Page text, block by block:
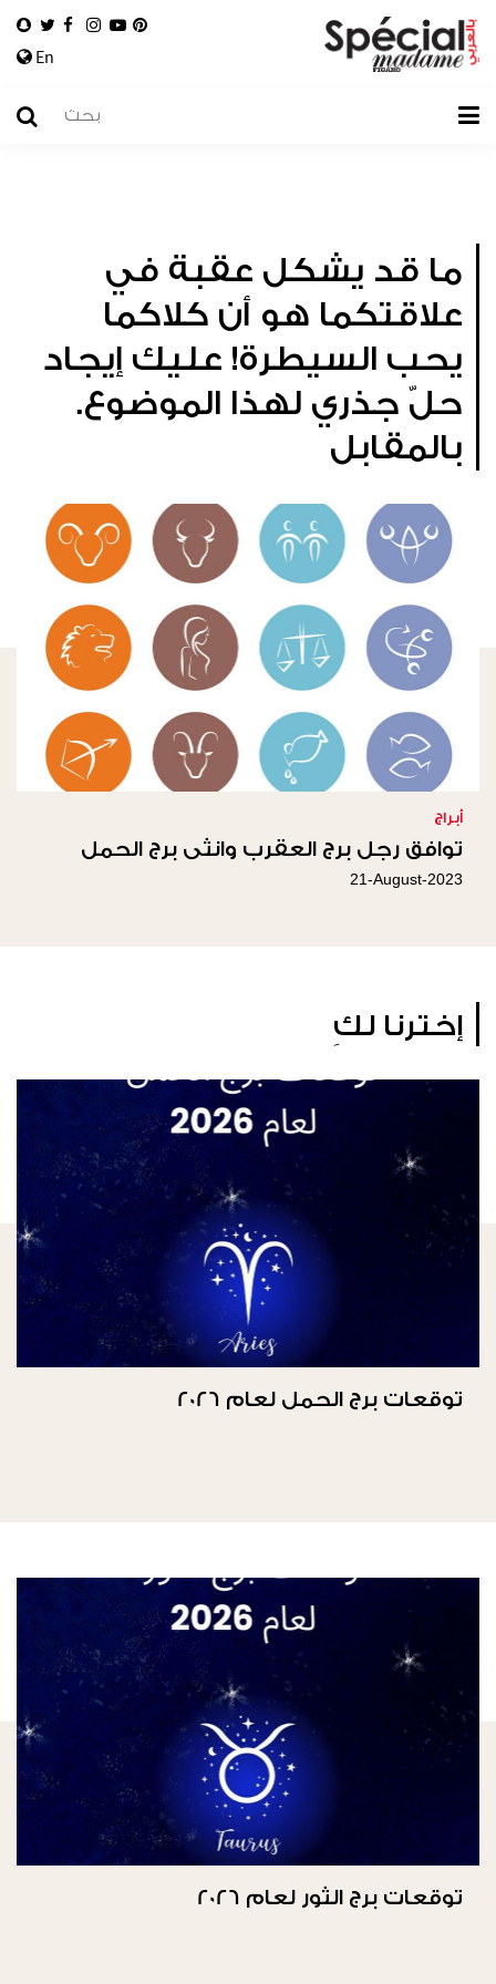
En
ما قد يشكل عقبة في
علاقتكما هو أن كلاكما
يحب السيطرة! عليك إيجاد
حلّ جذري لهذا الموضوع.
بالمقابل
أبراج
توافق رجل برج العقرب وانثى برج الحمل
21-August-2023
إخترنا لكِ
توقعات برج الحمل لعام 2026
توقعات برج الثور لعام 2026